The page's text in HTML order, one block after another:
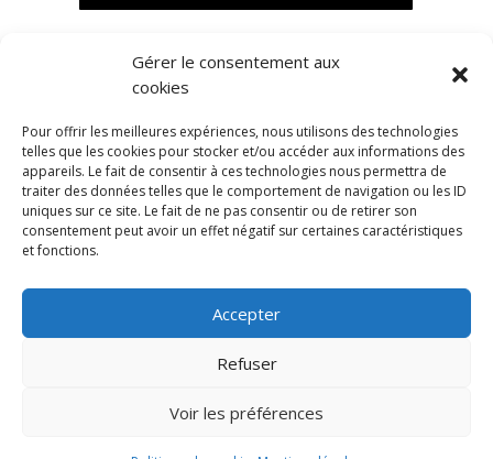
Gérer le consentement aux
cookies
Pour offrir les meilleures expériences, nous utilisons des technologies
telles que les cookies pour stocker et/ou accéder aux informations des
appareils. Le fait de consentir à ces technologies nous permettra de
traiter des données telles que le comportement de navigation ou les ID
uniques sur ce site. Le fait de ne pas consentir ou de retirer son
consentement peut avoir un effet négatif sur certaines caractéristiques
et fonctions.
Accepter
Refuser
Voir les préférences
Biokap, une marque distribuée
en exclusivité France par
1988 Route de l’Almanarre